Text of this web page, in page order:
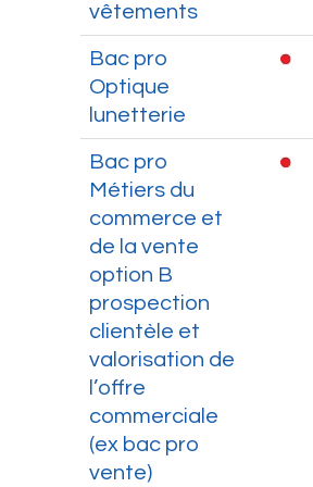
vêtements
Bac pro
Optique
lunetterie
Bac pro
Métiers du
commerce et
de la vente
option B
prospection
clientèle et
valorisation de
l’offre
commerciale
(ex bac pro
vente)